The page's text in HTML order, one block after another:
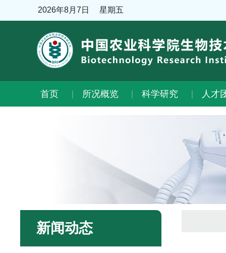
2026年8月7日 星期五
首页 所况概览 科学研究 人才
新闻动态